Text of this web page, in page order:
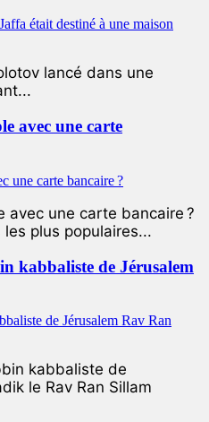
lancé dans une
avec une carte
avec une carte bancaire ?
plus populaires...
kabbaliste de Jérusalem
kabbaliste de
le Rav Ran Sillam